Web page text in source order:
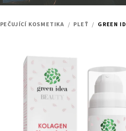
PEČUJÍCÍ KOSMETIKA / PLEŤ / GREEN